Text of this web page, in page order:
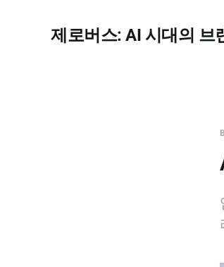
제로버스: AI 시대의 브